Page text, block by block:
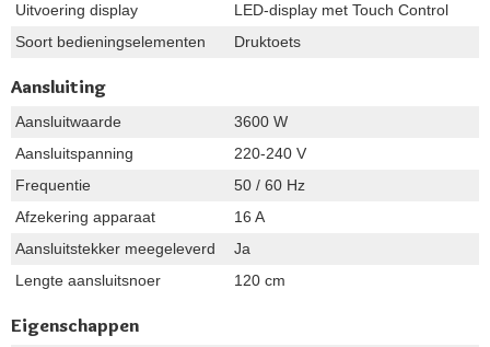
Uitvoering display
LED-display met Touch Control
Soort bedieningselementen
Druktoets
Aansluiting
Aansluitwaarde
3600 W
Aansluitspanning
220-240 V
Frequentie
50 / 60 Hz
Afzekering apparaat
16 A
Aansluitstekker meegeleverd
Ja
Lengte aansluitsnoer
120 cm
Eigenschappen